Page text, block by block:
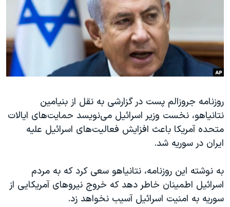
فرهنگ و زندگی
حقوق شهروندی
اقتصادی
علم و فناوری
گالری عکس
آرشیو پخش زنده
انتخابات ریاست جمهوری آمریکا ۲۰۲۴
حمله جمهوری اسلامی به اسرائیل
رمز مهسا
اعتراضات زن، زندگی، آزادی
مجموعه مستندهای دادخواهی
تریبونال مردمی آبان ۹۸
چهل سال گروگان‌گیری
قانون شفافیت دارائی کادر رهبری ایران
زبانهای مختلف
روزنامه جروزالم پست در گزارشی به نقل از بنیامین
نتانیاهو، نخست وزیر اسرائیل می‌نویسد حمایت‌های ایالات
متحده آمریکا باعث افزایش فعالیت‌های اسرائیل علیه
ایران در سوریه شد.
به نوشته این روزنامه، نتانیاهو سعی کرد که به مردم
اسرائیل اطمینان خاطر دهد که خروج نیروهای آمریکایی از
سوریه به امنیت اسرائیل آسیب نخواهد زد.